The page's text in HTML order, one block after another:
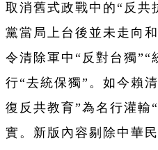
取消舊式政戰中的“反共
黨當局上台後並未走向
令清除軍中“反對台獨”“
行“去統保獨”。如今賴
復反共教育”為名行灌輸
實。新版內容剔除中華